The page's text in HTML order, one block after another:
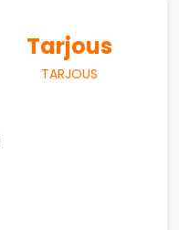
Tarjous
TARJOUS